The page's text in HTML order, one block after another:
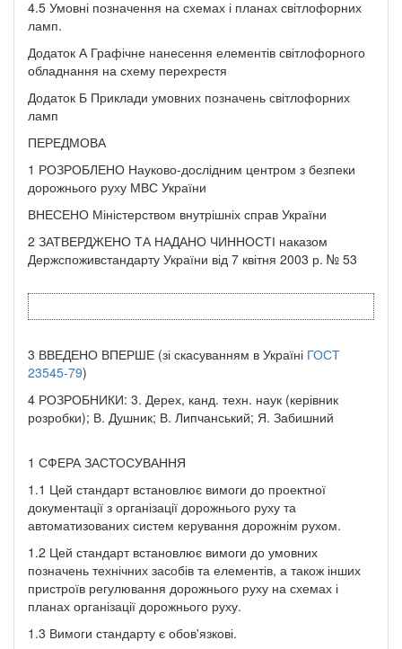
4.5 Умовні позначення на схемах і планах світлофорних
ламп.
Додаток А Графічне нанесення елементів світлофорного
обладнання на схему перехрестя
Додаток Б Приклади умовних позначень світлофорних
ламп
ПЕРЕДМОВА
1 РОЗРОБЛЕНО Науково-дослідним центром з безпеки
дорожнього руху МВС України
ВНЕСЕНО Міністерством внутрішніх справ України
2 ЗАТВЕРДЖЕНО ТА НАДАНО ЧИННОСТІ наказом
Держспоживстандарту України від 7 квітня 2003 р. № 53
3 ВВЕДЕНО ВПЕРШЕ (зі скасуванням в Україні ГОСТ
23545-79)
4 РОЗРОБНИКИ: 3. Дерех, канд. техн. наук (керівник
розробки); В. Душник; В. Липчанський; Я. Забишний
1 СФЕРА ЗАСТОСУВАННЯ
1.1 Цей стандарт встановлює вимоги до проектної
документації з організації дорожнього руху та
автоматизованих систем керування дорожнім рухом.
1.2 Цей стандарт встановлює вимоги до умовних
позначень технічних засобів та елементів, а також інших
пристроїв регулювання дорожнього руху на схемах і
планах організації дорожнього руху.
1.3 Вимоги стандарту є обов'язкові.